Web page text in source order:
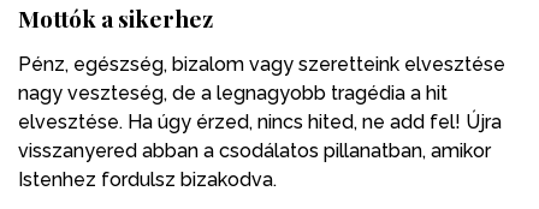
Mottók a sikerhez
Pénz, egészség, bizalom vagy szeretteink elvesztése
nagy veszteség, de a legnagyobb tragédia a hit
elvesztése. Ha úgy érzed, nincs hited, ne add fel! Újra
visszanyered abban a csodálatos pillanatban, amikor
Istenhez fordulsz bizakodva.